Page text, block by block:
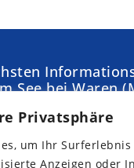
Privatsphäre
um Ihr Surferlebnis
Anzeigen oder
See bei Waren
Sonntag,
Samstag,